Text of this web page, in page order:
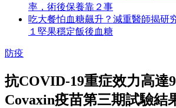
率，術後保養靠２事
吃大餐怕血糖飆升？減重醫師揭研
１堅果穩定飯後血糖
防疫
抗COVID-19重症效力高達
Covaxin疫苗第三期試驗結